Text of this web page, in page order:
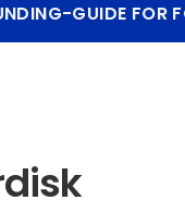
GUIDE FOR